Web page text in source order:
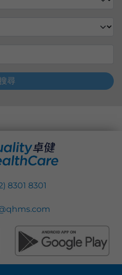
尋
8301 8301